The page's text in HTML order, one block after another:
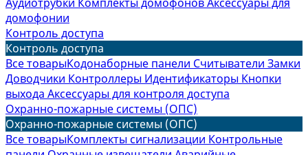
домофонии
Контроль доступа
Контроль доступа
Все товарыКодонаборные панели Считыватели Замки
Доводчики Контроллеры Идентификаторы Кнопки
выхода Аксессуары для контроля доступа
Охранно-пожарные системы (ОПС)
Охранно-пожарные системы (ОПС)
Все товарыКомплекты сигнализации Контрольные